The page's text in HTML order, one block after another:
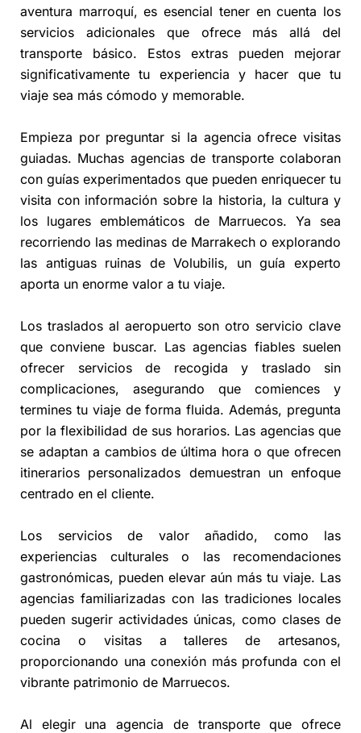
aventura marroquí, es esencial tener en cuenta los
servicios adicionales que ofrece más allá del
transporte básico. Estos extras pueden mejorar
significativamente tu experiencia y hacer que tu
viaje sea más cómodo y memorable.
Empieza por preguntar si la agencia ofrece visitas
guiadas. Muchas agencias de transporte colaboran
con guías experimentados que pueden enriquecer tu
visita con información sobre la historia, la cultura y
los lugares emblemáticos de Marruecos. Ya sea
recorriendo las medinas de Marrakech o explorando
las antiguas ruinas de Volubilis, un guía experto
aporta un enorme valor a tu viaje.
Los traslados al aeropuerto son otro servicio clave
que conviene buscar. Las agencias fiables suelen
ofrecer servicios de recogida y traslado sin
complicaciones, asegurando que comiences y
termines tu viaje de forma fluida. Además, pregunta
por la flexibilidad de sus horarios. Las agencias que
se adaptan a cambios de última hora o que ofrecen
itinerarios personalizados demuestran un enfoque
centrado en el cliente.
Los servicios de valor añadido, como las
experiencias culturales o las recomendaciones
gastronómicas, pueden elevar aún más tu viaje. Las
agencias familiarizadas con las tradiciones locales
pueden sugerir actividades únicas, como clases de
cocina o visitas a talleres de artesanos,
proporcionando una conexión más profunda con el
vibrante patrimonio de Marruecos.
Al elegir una agencia de transporte que ofrece